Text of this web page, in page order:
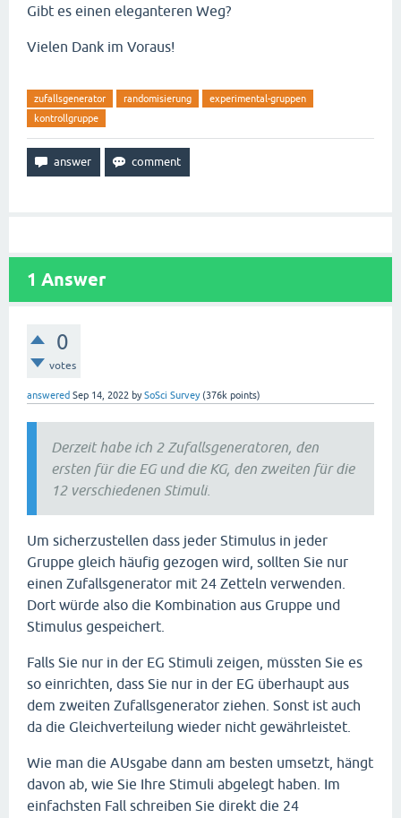
Gibt es einen eleganteren Weg?
Vielen Dank im Voraus!
zufallsgenerator randomisierung
experimental-gruppen
kontrollgruppe
1 Answer
0
votes
answered Sep 14, 2022 bySoSci Survey (376k points)
Derzeit habe ich 2 Zufallsgeneratoren, den
ersten für die EG und die KG, den zweiten für die
12 verschiedenen Stimuli.
Um sicherzustellen dass jeder Stimulus in jeder
Gruppe gleich häufig gezogen wird, sollten Sie nur
einen Zufallsgenerator mit 24 Zetteln verwenden.
Dort würde also die Kombination aus Gruppe und
Stimulus gespeichert.
Falls Sie nur in der EG Stimuli zeigen, müssten Sie es
so einrichten, dass Sie nur in der EG überhaupt aus
dem zweiten Zufallsgenerator ziehen. Sonst ist auch
da die Gleichverteilung wieder nicht gewährleistet.
Wie man die AUsgabe dann am besten umsetzt, hängt
davon ab, wie Sie Ihre Stimuli abgelegt haben. Im
einfachsten Fall schreiben Sie direkt die 24